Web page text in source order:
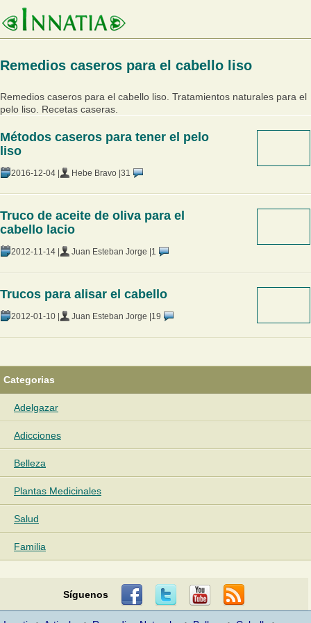
Remedios caseros para el cabello liso
Remedios caseros para el cabello liso. Tratamientos naturales para el
pelo liso. Recetas caseras.
Métodos caseros para tener el pelo
liso
2016-12-04 | Hebe Bravo | 31
Truco de aceite de oliva para el
cabello lacio
2012-11-14 | Juan Esteban Jorge | 1
Trucos para alisar el cabello
2012-01-10 | Juan Esteban Jorge | 19
Categorias
Adelgazar
Adicciones
Belleza
Plantas Medicinales
Salud
Familia
Síguenos